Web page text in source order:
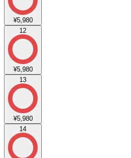
¥5,980
12
¥5,980
13
¥5,980
14